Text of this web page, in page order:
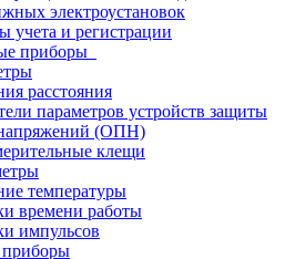
электроустановок
учета и регистрации
приборы
расстояния
параметров устройств защиты
(ОПН)
клещи
температуры
времени работы
импульсов